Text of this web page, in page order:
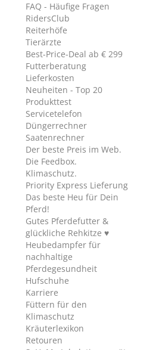
FAQ - Häufige Fragen
RidersClub
Reiterhöfe
Tierärzte
Best-Price-Deal ab € 299
Futterberatung
Lieferkosten
Neuheiten - Top 20
Produkttest
Servicetelefon
Düngerrechner
Saatenrechner
Der beste Preis im Web.
Die Feedbox.
Klimaschutz.
Priority Express Lieferung
Das beste Heu für Dein
Pferd!
Gutes Pferdefutter &
glückliche Rehkitze ♥
Heubedampfer für
nachhaltige
Pferdegesundheit
Hufschuhe
Karriere
Füttern für den
Klimaschutz
Kräuterlexikon
Retouren